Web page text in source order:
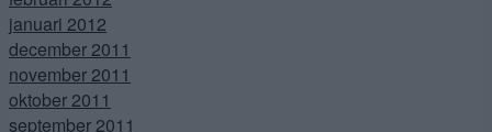
januari 2012
december 2011
november 2011
oktober 2011
september 2011